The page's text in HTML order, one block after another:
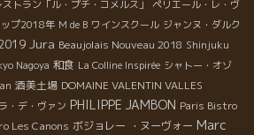
ストラン「ル・プチ・コメルス」
ペリエール・レ・ヴ
プ2018年 M de B ワインスクール ジャンヌ・ダルク
Jura Beaujolais Nouveau 2018 Shinjuku
Nagoya 和食 La Colline Inspirée シャトー・オゾ
酒美土場 DOMAINE VALENTIN VALLES
・デ・ヴァン PHILIPPE JAMBON Paris Bistro
Les Canons ボジョレー ・ヌーヴォー Marc